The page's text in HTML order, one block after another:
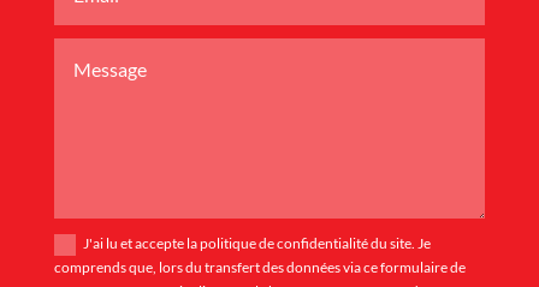
J'ai lu et accepte la politique de confidentialité du site. Je
comprends que, lors du transfert des données via ce formulaire de